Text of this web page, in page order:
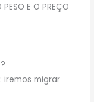
E O PREÇO
iremos migrar